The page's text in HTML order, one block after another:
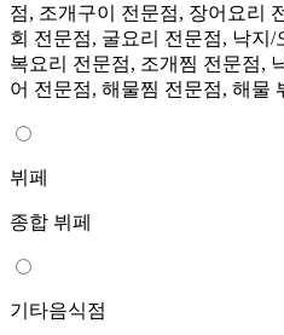
점, 조개구이 전문점, 장어요리
회 전문점, 굴요리 전문점, 낙지
복요리 전문점, 조개찜 전문점,
어 전문점, 해물찜 전문점, 해물
뷔페
종합 뷔페
기타음식점